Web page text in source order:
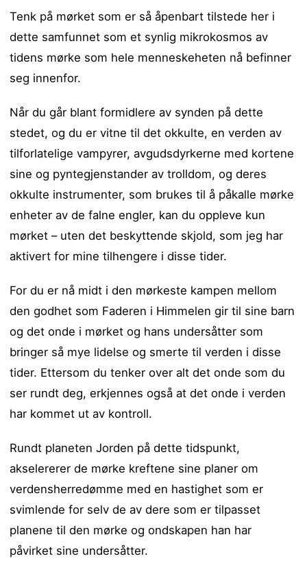
Tenk på mørket som er så åpenbart tilstede her i
dette samfunnet som et synlig mikrokosmos av
tidens mørke som hele menneskeheten nå befinner
seg innenfor.
Når du går blant formidlere av synden på dette
stedet, og du er vitne til det okkulte, en verden av
tilforlatelige vampyrer, avgudsdyrkerne med kortene
sine og pyntegjenstander av trolldom, og deres
okkulte instrumenter, som brukes til å påkalle mørke
enheter av de falne engler, kan du oppleve kun
mørket – uten det beskyttende skjold, som jeg har
aktivert for mine tilhengere i disse tider.
For du er nå midt i den mørkeste kampen mellom
den godhet som Faderen i Himmelen gir til sine barn
og det onde i mørket og hans undersåtter som
bringer så mye lidelse og smerte til verden i disse
tider. Ettersom du tenker over alt det onde som du
ser rundt deg, erkjennes også at det onde i verden
har kommet ut av kontroll.
Rundt planeten Jorden på dette tidspunkt,
akselererer de mørke kreftene sine planer om
verdensherredømme med en hastighet som er
svimlende for selv de av dere som er tilpasset
planene til den mørke og ondskapen han har
påvirket sine undersåtter.